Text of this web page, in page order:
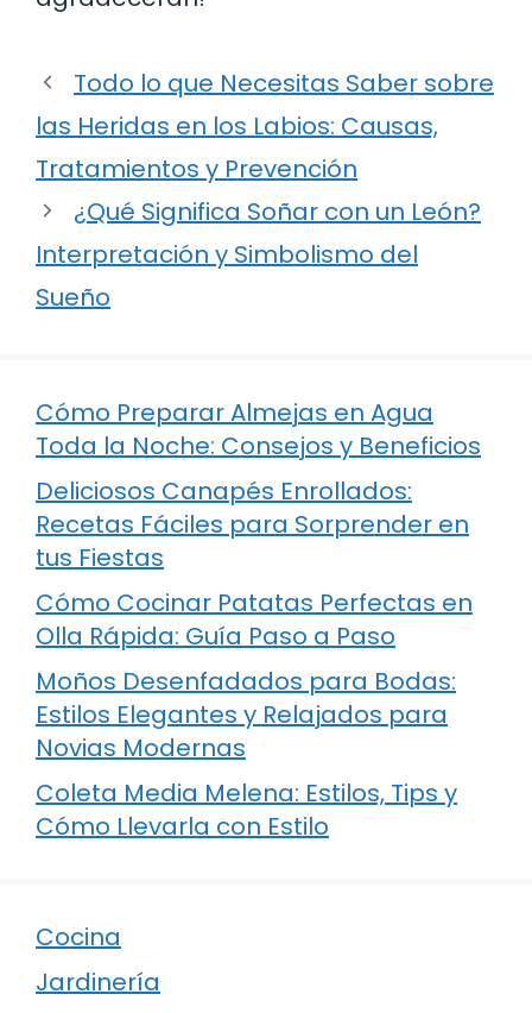
Todo lo que Necesitas Saber sobre
las Heridas en los Labios: Causas,
Tratamientos y Prevención
¿Qué Significa Soñar con un León?
Interpretación y Simbolismo del
Sueño
Cómo Preparar Almejas en Agua
Toda la Noche: Consejos y Beneficios
Deliciosos Canapés Enrollados:
Recetas Fáciles para Sorprender en
tus Fiestas
Cómo Cocinar Patatas Perfectas en
Olla Rápida: Guía Paso a Paso
Moños Desenfadados para Bodas:
Estilos Elegantes y Relajados para
Novias Modernas
Coleta Media Melena: Estilos, Tips y
Cómo Llevarla con Estilo
Cocina
Jardinería